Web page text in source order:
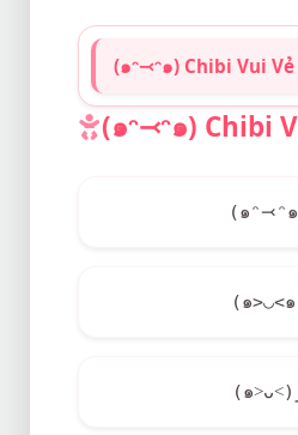
(๑ᵔ⤙ᵔ๑) Chibi Vui Vẻ
(๑ᵔ⤙ᵔ๑) Chibi
(๑ᵔ⤙ᵔ
(๑>◡<